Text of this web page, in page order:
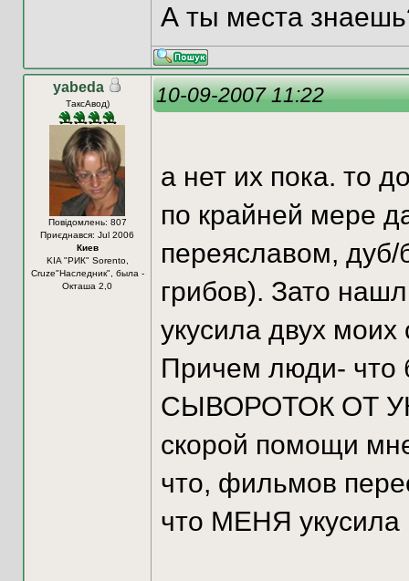
А ты места
yabeda
ТаксАвод)
Повідомлень: 807
Приєднався: Jul 2006
Киев
KIA "РИК" Sorento,
Cruze"Наследник", была -
Окташа 2,0
10-09-2007 11:22
а нет их пока. то
по крайней мере
переяславом, дуб/
грибов). Зато
укусила двух
Причем люди-
СЫВОРОТОК ОТ
скорой помощи
что, фильмов
что МЕНЯ укусила